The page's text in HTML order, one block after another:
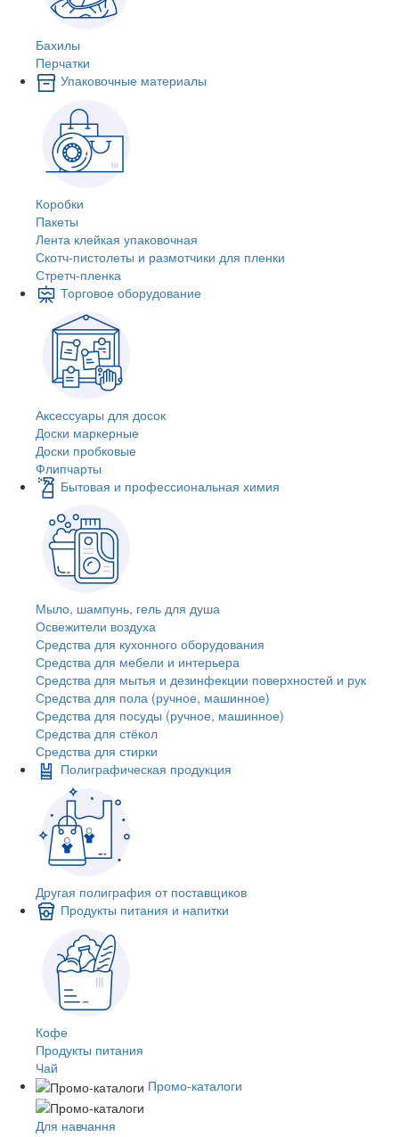
Бахилы
Перчатки
Упаковочные материалы
Коробки
Пакеты
Лента клейкая упаковочная
Скотч-пистолеты и размотчики для пленки
Стретч-пленка
Торговое оборудование
Аксессуары для досок
Доски маркерные
Доски пробковые
Флипчарты
Бытовая и профессиональная химия
Мыло, шампунь, гель для душа
Освежители воздуха
Средства для кухонного оборудования
Средства для мебели и интерьера
Средства для мытья и дезинфекции поверхностей и рук
Средства для пола (ручное, машинное)
Средства для посуды (ручное, машинное)
Средства для стёкол
Средства для стирки
Полиграфическая продукция
Другая полиграфия от поставщиков
Продукты питания и напитки
Кофе
Продукты питания
Чай
Промо-каталоги
Для навчання